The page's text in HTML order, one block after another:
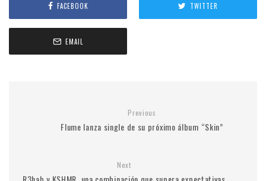
FACEBOOK TWITTER
EMAIL
Previous
Flume lanza single de su próximo álbum “Skin”
Next